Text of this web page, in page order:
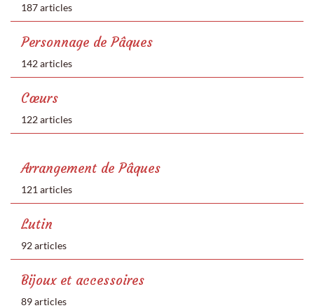
187 articles
Personnage de Pâques
142 articles
Cœurs
122 articles
Arrangement de Pâques
121 articles
Lutin
92 articles
Bijoux et accessoires
89 articles